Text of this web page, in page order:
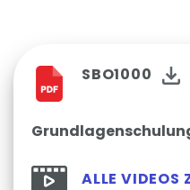
SBO1000
ALLE VIDEOS